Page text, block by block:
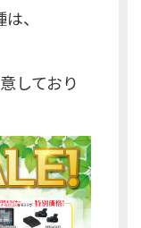
、
しており